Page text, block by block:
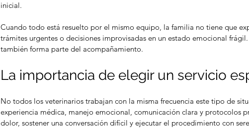
inicial.
Cuando todo está resuelto por el mismo equipo, la familia no tiene que
trámites urgentes o decisiones improvisadas en un estado emocional
también forma parte del acompañamiento.
La importancia de elegir un servicio
No todos los veterinarios trabajan con la misma frecuencia este tipo de
experiencia médica, manejo emocional, comunicación clara y protocolos
dolor, sostener una conversación difícil y ejecutar el procedimiento con